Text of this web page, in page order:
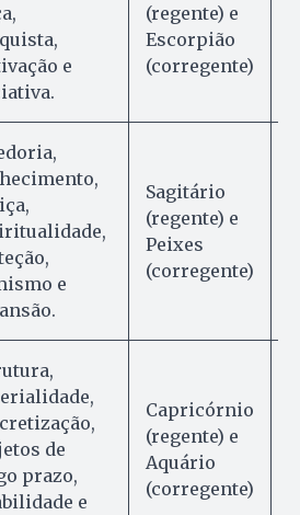
e
(regente) e
Escorpião
(corregente)
e
Sagitário
(regente) e
Peixes
(corregente)
de
prazo,
e
Capricórnio
(regente) e
Aquário
(corregente)